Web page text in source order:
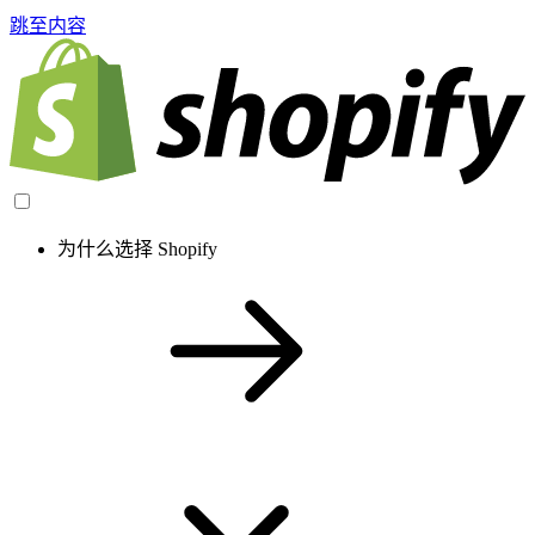
跳至内容
为什么选择 Shopify